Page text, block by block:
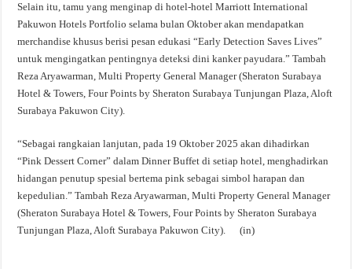
Selain itu, tamu yang menginap di hotel-hotel Marriott International
Pakuwon Hotels Portfolio selama bulan Oktober akan mendapatkan
merchandise khusus berisi pesan edukasi “Early Detection Saves Lives”
untuk mengingatkan pentingnya deteksi dini kanker payudara.” Tambah
Reza Aryawarman, Multi Property General Manager (Sheraton Surabaya
Hotel & Towers, Four Points by Sheraton Surabaya Tunjungan Plaza, Aloft
Surabaya Pakuwon City).
“Sebagai rangkaian lanjutan, pada 19 Oktober 2025 akan dihadirkan
“Pink Dessert Corner” dalam Dinner Buffet di setiap hotel, menghadirkan
hidangan penutup spesial bertema pink sebagai simbol harapan dan
kepedulian.” Tambah Reza Aryawarman, Multi Property General Manager
(Sheraton Surabaya Hotel & Towers, Four Points by Sheraton Surabaya
Tunjungan Plaza, Aloft Surabaya Pakuwon City). (in)